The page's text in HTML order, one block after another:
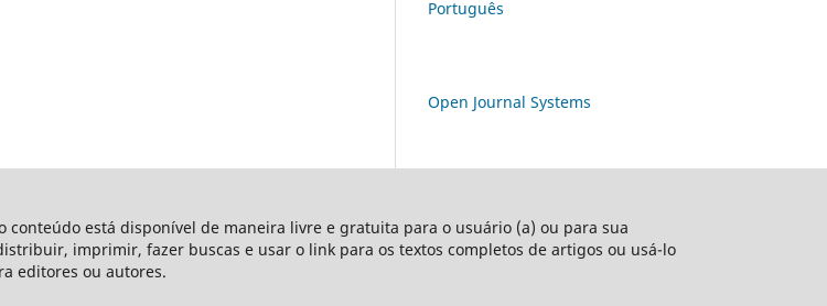
Português
Open Journal Systems
conteúdo está disponível de maneira livre e gratuita para o usuário (a) ou para sua
imprimir, fazer buscas e usar o link para os textos completos de artigos ou usá-lo
editores ou autores.